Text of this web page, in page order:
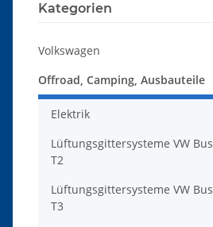
Kategorien
Volkswagen
Offroad, Camping, Ausbauteile
Elektrik
Lüftungsgittersysteme VW Bus
T2
Lüftungsgittersysteme VW Bus
T3